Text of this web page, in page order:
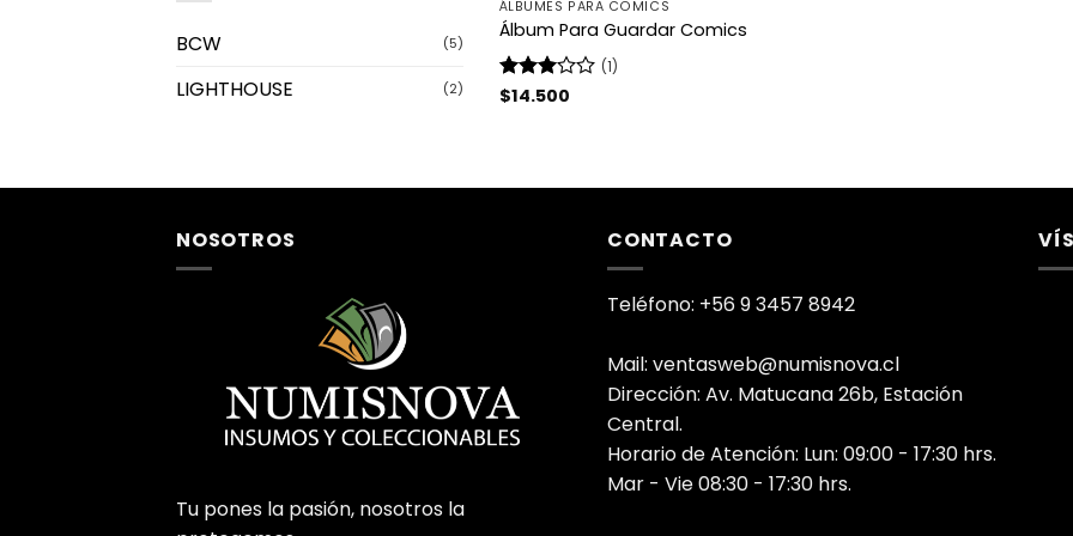
BCW (5)
LIGHTHOUSE (2)
ÁLBUMES PARA COMICS
Álbum Para Guardar Comics
Valorado
(1)
$14.500
NOSOTROS
Tu pones la pasión, nosotros la
CONTACTO
Teléfono: +56 9 3457 8942
Mail: ventasweb@numisnova.cl
Dirección: Av. Matucana 26b, Estación
Central.
Horario de Atención: Lun: 09:00 - 17:30 hrs.
Mar - Vie 08:30 - 17:30 hrs.